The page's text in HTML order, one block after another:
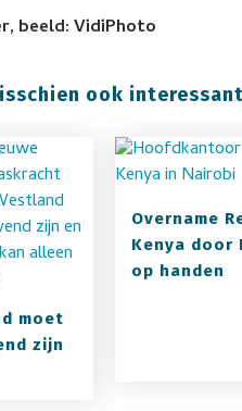
beeld: VidiPhoto
ook
moet
zijn
Overname
Kenya door
op handen